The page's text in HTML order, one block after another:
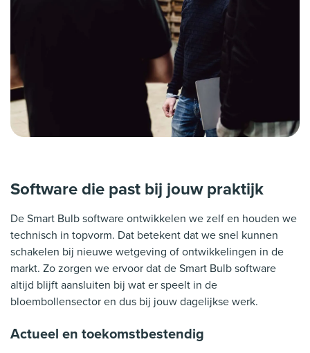
Software die past bij jouw praktijk
De Smart Bulb software ontwikkelen we zelf en houden we
technisch in topvorm. Dat betekent dat we snel kunnen
schakelen bij nieuwe wetgeving of ontwikkelingen in de
markt. Zo zorgen we ervoor dat de Smart Bulb software
altijd blijft aansluiten bij wat er speelt in de
bloembollensector en dus bij jouw dagelijkse werk.
Actueel en toekomstbestendig